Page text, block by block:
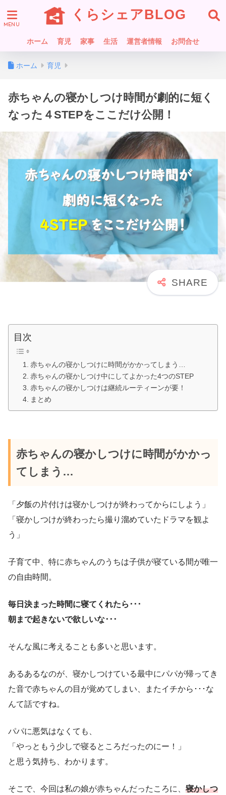
くらシェアBLOG
ホーム 育児 家事 生活 運営者情報 お問合せ
ホーム 育児
赤ちゃんの寝かしつけ時間が劇的に短く
なった４STEPをここだけ公開！
目次
赤ちゃんの寝かしつけに時間がかかってしまう…
赤ちゃんの寝かしつけ中にしてよかった4つのSTEP
赤ちゃんの寝かしつけは継続ルーティーンが要！
まとめ
赤ちゃんの寝かしつけに時間がかかっ
てしまう…
「夕飯の片付けは寝かしつけが終わってからにしよう」
「寝かしつけが終わったら撮り溜めていたドラマを観よ
う」
子育て中、特に赤ちゃんのうちは子供が寝ている間が唯一
の自由時間。
毎日決まった時間に寝てくれたら･･･
朝まで起きないで欲しいな･･･
そんな風に考えることも多いと思います。
あるあるなのが、寝かしつけている最中にパパが帰ってき
た音で赤ちゃんの目が覚めてしまい、またイチから･･･な
んて話ですね。
パパに悪気はなくても、
「やっともう少しで寝るところだったのにー！」
と思う気持ち、わかります。
そこで、今回は私の娘が赤ちゃんだったころに、 寝かしつ